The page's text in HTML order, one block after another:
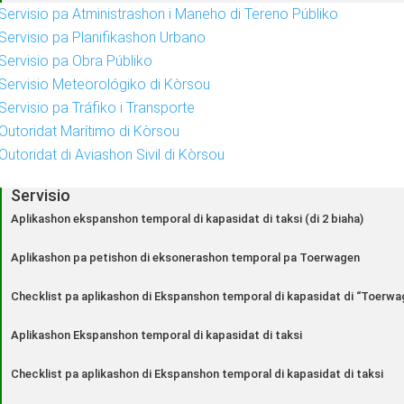
pa Atministrashon i Maneho di Tereno Públiko
pa Planifikashon Urbano
pa Obra Públiko
Meteorológiko di Kòrsou
pa Tráfiko i Transporte
Marítimo di Kòrsou
di Aviashon Sivil di Kòrsou
Servisio
Aplikashon ekspanshon temporal di kapasidat di taksi (di 2 biaha)
Aplikashon pa petishon di eksonerashon temporal pa Toerwagen
Checklist pa aplikashon di Ekspanshon temporal di kapasidat di
Aplikashon Ekspanshon temporal di kapasidat di taksi
Checklist pa aplikashon di Ekspanshon temporal di kapasidat di taksi